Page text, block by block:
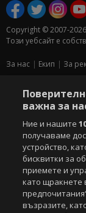
Copyright © 2007-
Този уебсайт е
За нас Екип За
Управление на
под закрила на
Всички статии,
видео материали,
Спортал, освен ако
публикуване на
Агенция Спортал,
www.sportal.bg.
публикувани в
важна за
Ние и нашите
получаваме
устройство,
бисквитки за
приемете и
като щракнете
възразите,